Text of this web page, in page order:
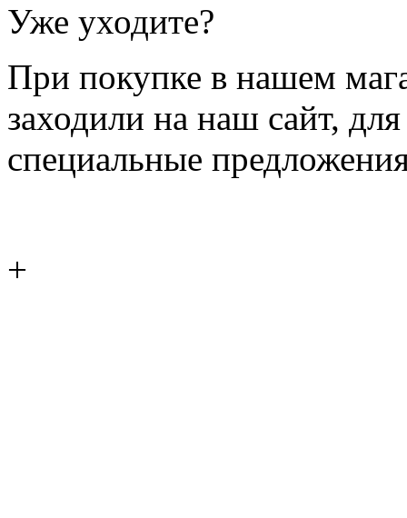
Уже уходите?
При покупке в нашем
заходили на наш сайт,
специальные
+